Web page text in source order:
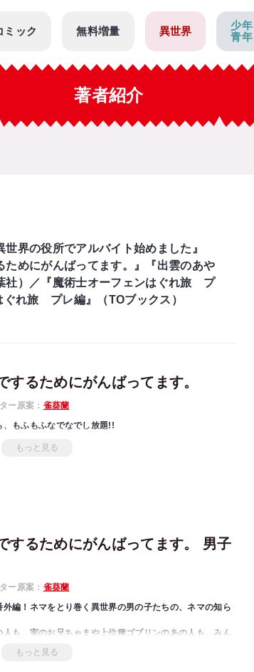
ミック 無料増量 異世界
少年
青年
著者紹介
界の役所でアルバイト始めました』
ためにがんばってます。』『出雲のあや
社）／『魔術士オーフェンはぐれ旅 プ
れ旅 プレ編』（TOブックス）
るためにがんばってます。
ー原案： 雀葵蘭
もふもふなでなでし放題!!
もっと見る
するためにがんばってます。 男子
ー原案： 雀葵蘭
編！ネマをとり巻く異世界の男の子たちの、ネマの知ら
も、実のお兄ちゃまや上位種ゴブリンのあの人も、みん
大好き♪全員、紳士！ 異世界男子の楽しい日常です!!
もっと見る